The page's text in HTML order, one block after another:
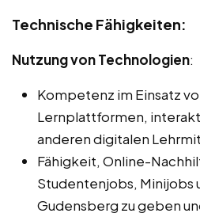
Technische Fähigkeiten:
Nutzung von Technologien:
Kompetenz im Einsatz
Lernplattformen,
anderen digitalen
Fähigkeit, Online-
Studentenjobs, Minijobs
Gudensberg zu geben